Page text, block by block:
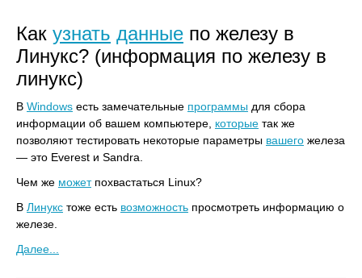
Как узнать данные по железу в
Линукс? (информация по железу в
линукс)
В Windows есть замечательные программы для сбора
информации об вашем компьютере, которые так же
позволяют тестировать некоторые параметры вашего железа
— это Everest и Sandra.
Чем же можетпохвастаться Linux?
В Линукс тоже есть возможность просмотреть информацию о
железе.
Далее...